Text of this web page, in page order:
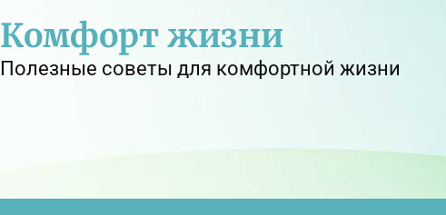
Комфорт жизни
Полезные советы для комфортной жизни